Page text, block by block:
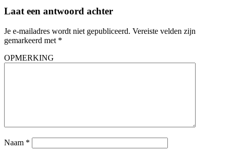
Laat een antwoord achter
Je e-mailadres wordt niet gepubliceerd. Vereiste velden zijn
gemarkeerd met *
OPMERKING
Naam *